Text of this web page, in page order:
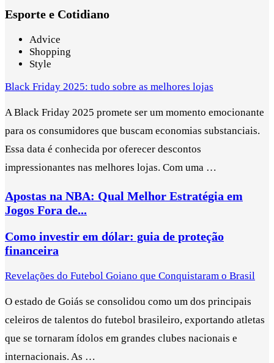
Esporte e Cotidiano
Advice
Shopping
Style
Black Friday 2025: tudo sobre as melhores lojas
A Black Friday 2025 promete ser um momento emocionante
para os consumidores que buscam economias substanciais.
Essa data é conhecida por oferecer descontos
impressionantes nas melhores lojas. Com uma …
Apostas na NBA: Qual Melhor Estratégia em
Jogos Fora de...
Como investir em dólar: guia de proteção
financeira
Revelações do Futebol Goiano que Conquistaram o Brasil
O estado de Goiás se consolidou como um dos principais
celeiros de talentos do futebol brasileiro, exportando atletas
que se tornaram ídolos em grandes clubes nacionais e
internacionais. As …